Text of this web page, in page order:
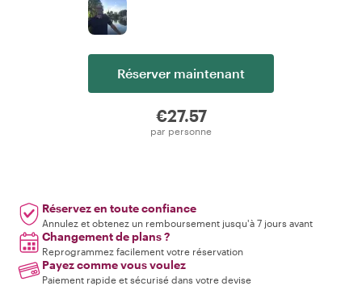
Réserver maintenant
€27.57
par personne
Réservez en toute confiance
Annulez et obtenez un remboursement jusqu'à 7 jours avant
Changement de plans ?
Reprogrammez facilement votre réservation
Payez comme vous voulez
Paiement rapide et sécurisé dans votre devise